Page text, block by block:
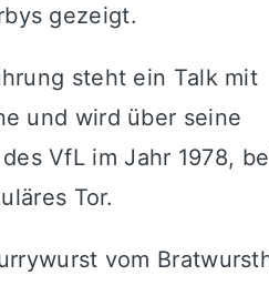
gezeigt.
steht ein Talk mit
und wird über seine
VfL im Jahr 1978,
Tor.
vom